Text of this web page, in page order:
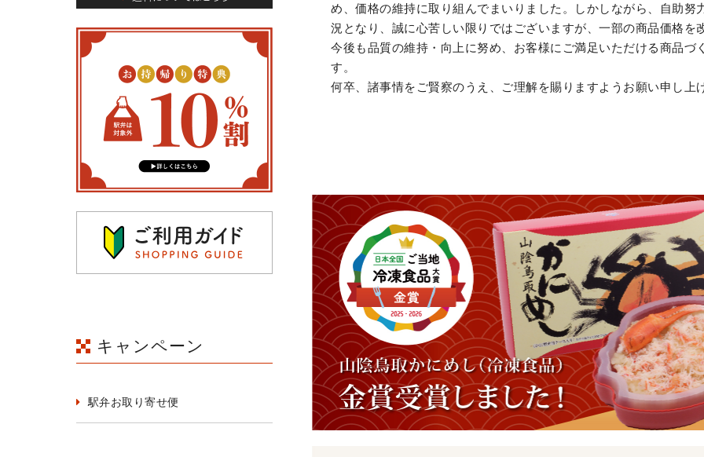
め、価格の維持に取り組んでまいりました。しかしながら、自助
況となり、誠に心苦しい限りではございますが、一部の商品価格を
今後も品質の維持・向上に努め、お客様にご満足いただける商品
す。
何卒、諸事情をご賢察のうえ、ご理解を賜りますようお願い申し上
キャンペーン
駅弁お取り寄せ便